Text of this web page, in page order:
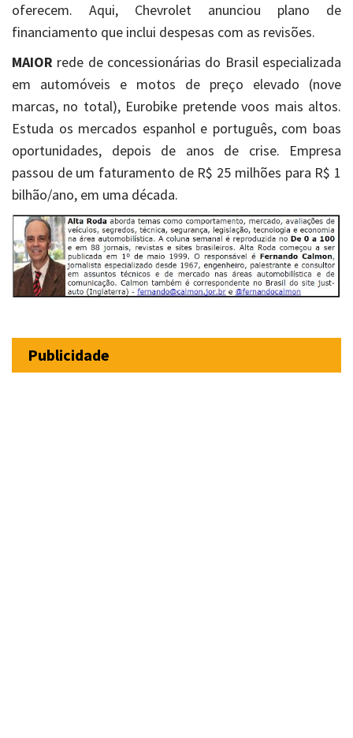
oferecem. Aqui, Chevrolet anunciou plano de
financiamento que inclui despesas com as revisões.
MAIOR rede de concessionárias do Brasil especializada
em automóveis e motos de preço elevado (nove
marcas, no total), Eurobike pretende voos mais altos.
Estuda os mercados espanhol e português, com boas
oportunidades, depois de anos de crise. Empresa
passou de um faturamento de R$ 25 milhões para R$ 1
bilhão/ano, em uma década.
Publicidade